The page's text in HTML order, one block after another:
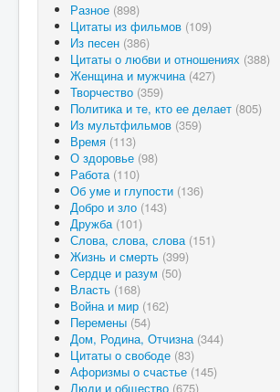
Разное (898)
Цитаты из фильмов (109)
Из песен (386)
Цитаты о любви и отношениях (388)
Женщина и мужчина (427)
Творчество (359)
Политика и те, кто ее делает (805)
Из мультфильмов (359)
Время (113)
О здоровье (98)
Работа (110)
Об уме и глупости (136)
Добро и зло (143)
Дружба (101)
Слова, слова, слова (151)
Жизнь и смерть (399)
Сердце и разум (50)
Власть (168)
Война и мир (162)
Перемены (54)
Дом, Родина, Отчизна (344)
Цитаты о свободе (83)
Афоризмы о счастье (145)
Люди и общество (675)